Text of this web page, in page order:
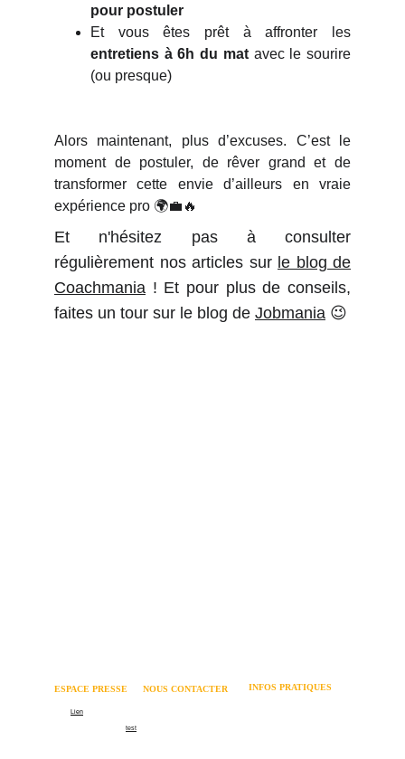
pour postuler
Et vous êtes prêt à affronter les
entretiens à 6h du matavec le sourire
(ou presque)
Alors maintenant, plus d’excuses. C’est le
moment de postuler, de rêver grand et de
transformer cette envie d’ailleurs en vraie
expérience pro 🌍💼🔥
Et n'hésitez pas à consulter
régulièrement nos articles sur le blog de
Coachmania ! Et pour plus de conseils,
faites un tour sur le blog de Jobmania 😉
ESPACE PRESSE
Lien
test
NOUS CONTACTER INFOS PRATIQUES